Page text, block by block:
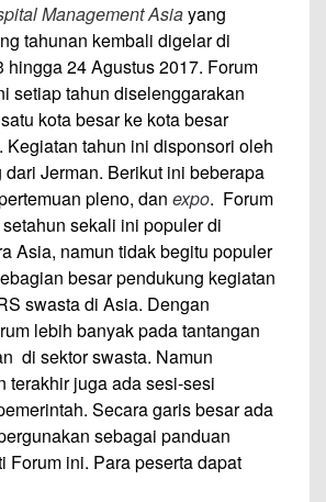
Management Asiayang
tahunan kembali digelar di
hingga 24 Agustus 2017. Forum
setiap tahun diselenggarakan
kota besar ke kota besar
Kegiatan tahun ini disponsori oleh
Jerman. Berikut ini beberapa
pleno, dan expo. Forum
sekali ini populer di
Asia, namun tidak begitu populer
besar pendukung kegiatan
swasta di Asia. Dengan
lebih banyak pada tantangan
di sektor swasta. Namun
terakhir juga ada sesi-sesi
Secara garis besar ada
sebagai panduan
Forum ini. Para peserta dapat